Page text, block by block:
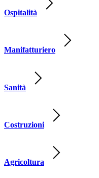
Ospitalità
Manifatturiero
Sanità
Costruzioni
Agricoltura